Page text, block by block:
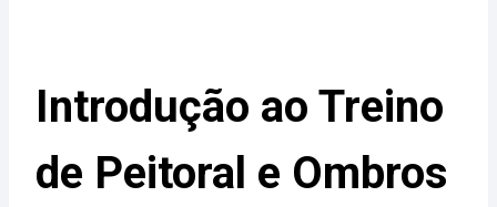
Introdução ao Treino
de Peitoral e Ombros